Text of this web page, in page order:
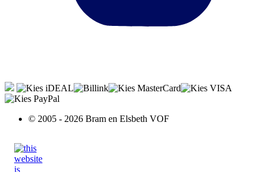
© 2005 - 2026 Bram en Elsbeth VOF